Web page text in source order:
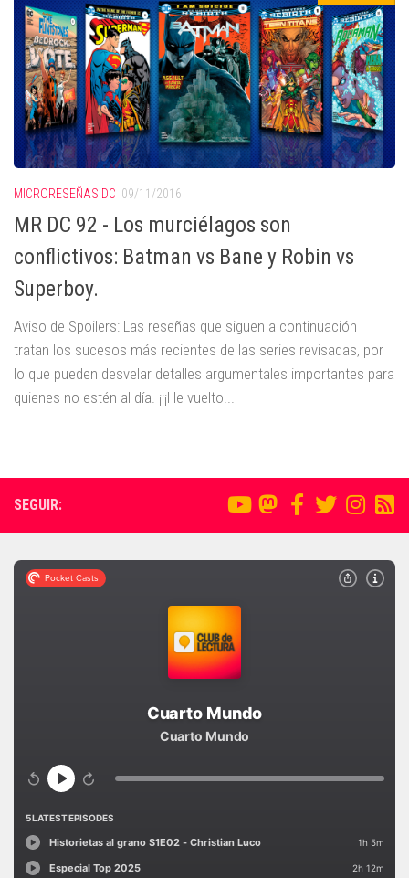
MICRORESEÑAS DC 09/11/2016
MR DC 92 - Los murciélagos son
conflictivos: Batman vs Bane y Robin vs
Superboy.
Aviso de Spoilers: Las reseñas que siguen a continuación
tratan los sucesos más recientes de las series revisadas, por
lo que pueden desvelar detalles argumentales importantes para
quienes no estén al día. ¡¡¡He vuelto...
SEGUIR: